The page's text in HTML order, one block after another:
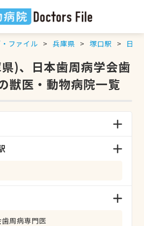
ファイル 兵庫県 塚口駅 日本
)、日本歯周病学会歯
獣医・動物病院一覧
周病専門医